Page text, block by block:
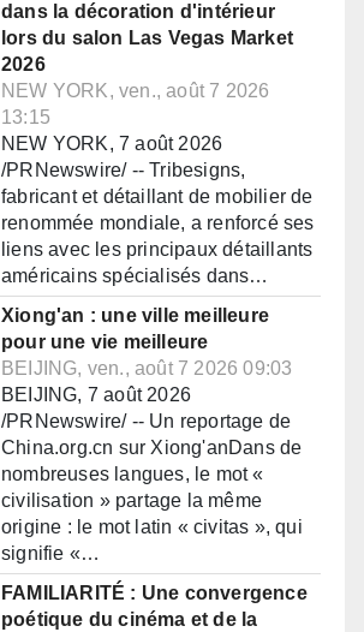
dans la décoration d'intérieur
lors du salon Las Vegas Market
2026
NEW YORK, ven., août 7 2026
13:15
NEW YORK, 7 août 2026
/PRNewswire/ -- Tribesigns,
fabricant et détaillant de mobilier de
renommée mondiale, a renforcé ses
liens avec les principaux détaillants
américains spécialisés dans…
Xiong'an : une ville meilleure
pour une vie meilleure
BEIJING, ven., août 7 2026 09:03
BEIJING, 7 août 2026
/PRNewswire/ -- Un reportage de
China.org.cn sur Xiong'anDans de
nombreuses langues, le mot «
civilisation » partage la même
origine : le mot latin « civitas », qui
signifie «…
FAMILIARITÉ : Une convergence
poétique du cinéma et de la